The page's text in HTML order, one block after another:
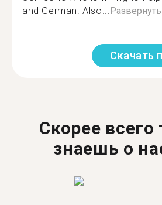
and German. Also...Развернуть
Скачать
Скорее
знаешь о